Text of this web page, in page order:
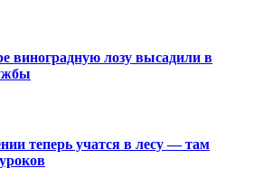
виноградную лозу высадили в
теперь учатся в лесу — там